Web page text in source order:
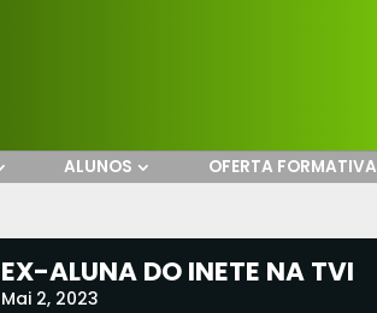
ALUNOS OFERTA FORMATIVA
EX-ALUNA DO INETE NA TVI
Mai 2, 2023